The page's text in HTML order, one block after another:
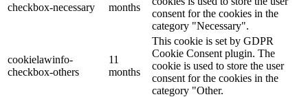
checkbox-necessary
months
consent for the cookies in the
category "Necessary".
cookielawinfo-
checkbox-others
11
months
This cookie is set by GDPR
Cookie Consent plugin. The
cookie is used to store the user
consent for the cookies in the
category "Other.